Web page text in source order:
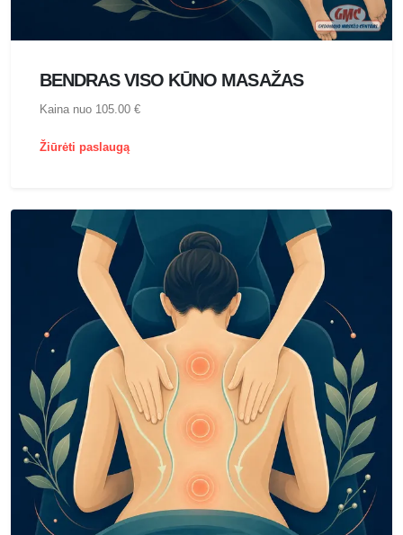
BENDRAS VISO KŪNO MASAŽAS
Kaina nuo 105.00 €
Žiūrėti paslaugą